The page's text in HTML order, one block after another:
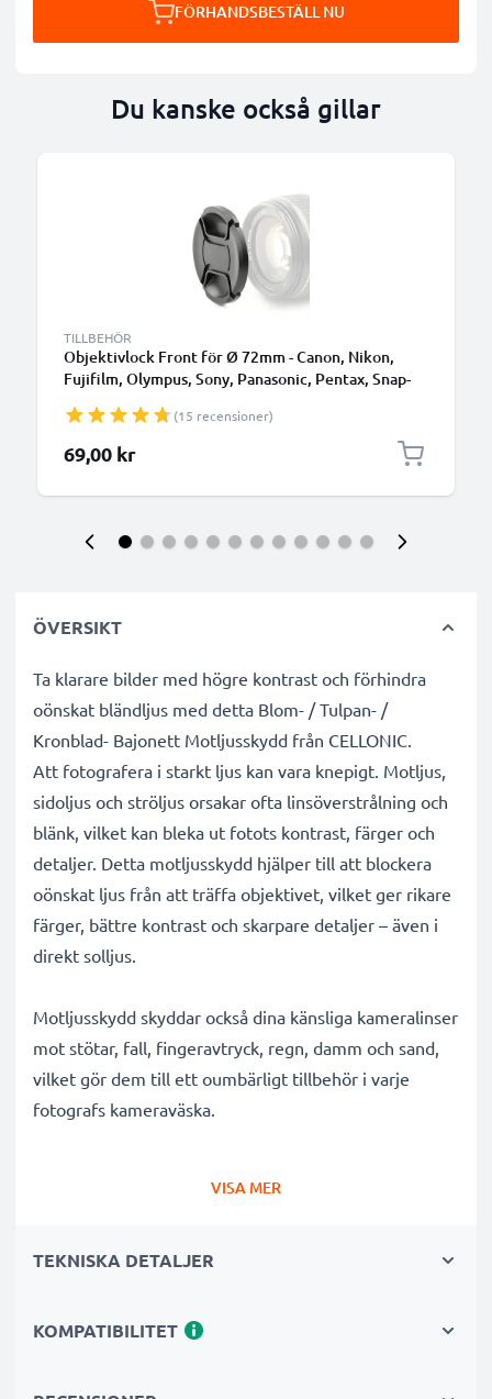
FÖRHANDSBESTÄLL NU
Du kanske också gillar
TILLBEHÖR
Objektivlock Front för Ø 72mm - Canon, Nikon,
Fujifilm, Olympus, Sony, Panasonic, Pentax, Snap-
Cover
(15 recensioner)
69,00 kr
ÖVERSIKT
Ta klarare bilder med högre kontrast och förhindra
oönskat bländljus med detta Blom- / Tulpan- /
Kronblad- Bajonett Motljusskydd från CELLONIC.
Att fotografera i starkt ljus kan vara knepigt. Motljus,
sidoljus och ströljus orsakar ofta linsöverstrålning och
blänk, vilket kan bleka ut fotots kontrast, färger och
detaljer. Detta motljusskydd hjälper till att blockera
oönskat ljus från att träffa objektivet, vilket ger rikare
färger, bättre kontrast och skarpare detaljer – även i
direkt solljus.
Motljusskydd skyddar också dina känsliga kameralinser
mot stötar, fall, fingeravtryck, regn, damm och sand,
vilket gör dem till ett oumbärligt tillbehör i varje
fotografs kameraväska.
videokameror, systemkameror och mer
✔ Tar bort oönskat motljus, sidoljusblänk och
VISA MER
TEKNISKA DETALJER
KOMPATIBILITET